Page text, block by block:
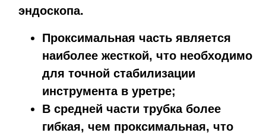
эндоскопа.
Проксимальная часть является
наиболее жесткой, что необходимо
для точной стабилизации
инструмента в уретре;
В средней части трубка более
гибкая, чем проксимальная, что